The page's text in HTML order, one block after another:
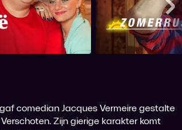
België!
comedian Jacques Vermeire gestalte
Zijn gierige karakter komt